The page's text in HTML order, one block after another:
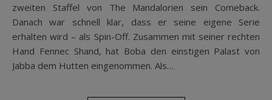
zweiten Staffel von The Mandalorien sein Comeback.
Danach war schnell klar, dass er seine eigene Serie
erhalten wird – als Spin-Off. Zusammen mit seiner rechten
Hand Fennec Shand, hat Boba den einstigen Palast von
Jabba dem Hutten eingenommen. Als…